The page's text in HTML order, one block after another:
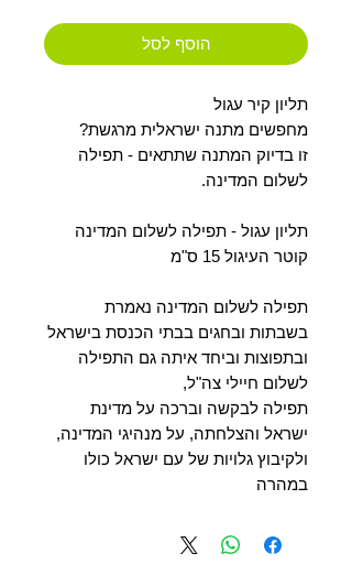
הוסף לסל
תליון קיר עגול
מחפשים מתנה ישראלית מרגשת?
זו בדיוק המתנה שתתאים - תפילה
לשלום המדינה.
תליון עגול - תפילה לשלום המדינה
קוטר העיגול 15 ס"מ
תפילה לשלום המדינה נאמרת
בשבתות ובחגים בבתי הכנסת בישראל
ובתפוצות וביחד איתה גם התפילה
לשלום חיילי צה"ל,
תפילה לבקשה וברכה על מדינת
ישראל והצלחתה, על מנהיגי המדינה,
ולקיבוץ גלויות של עם ישראל כולו
במהרה